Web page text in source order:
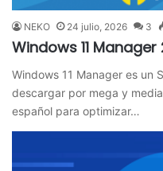
NEKO 24 julio, 2026 3
Windows 11
Windows 11 Manager es un
descargar por mega y
español para optimizar…